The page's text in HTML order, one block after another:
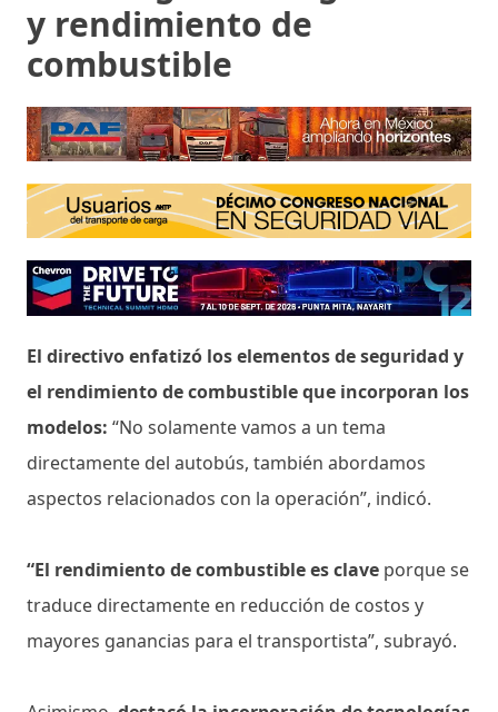
y rendimiento de
combustible
El directivo enfatizó los elementos de seguridad y
el rendimiento de combustible que incorporan los
modelos: “No solamente vamos a un tema
directamente del autobús, también abordamos
aspectos relacionados con la operación”, indicó.
“El rendimiento de combustible es clave porque se
traduce directamente en reducción de costos y
mayores ganancias para el transportista”, subrayó.